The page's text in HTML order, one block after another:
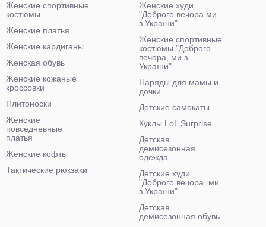
Женские спортивные
костюмы
Женские платья
Женские кардиганы
Женская обувь
Женские кожаные
кроссовки
Плитоноски
Женские
повседневные
платья
Женские кофты
Тактические рюкзаки
Женские худи
"Доброго вечора ми
з України"
Женские спортивные
костюмы "Доброго
вечора, ми з
України"
Наряды для мамы и
дочки
Детские самокаты
Куклы LoL Surprise
Детская
демисезонная
одежда
Детские худи
"Доброго вечора, ми
з України"
Детская
демисезонная обувь